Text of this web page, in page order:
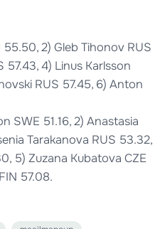
2) Gleb Tihonov RUS
57.43, 4) Linus Karlsson
RUS 57.45, 6) Anton
SWE 51.16, 2) Anastasia
Tarakanova RUS 53.32,
5) Zuzana Kubatova CZE
57.08.